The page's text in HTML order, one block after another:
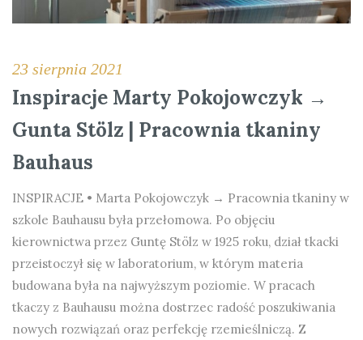
23 sierpnia 2021
Inspiracje Marty Pokojowczyk →
Gunta Stölz | Pracownia tkaniny
Bauhaus
INSPIRACJE • Marta Pokojowczyk → Pracownia tkaniny w
szkole Bauhausu była przełomowa. Po objęciu
kierownictwa przez Guntę Stölz w 1925 roku, dział tkacki
przeistoczył się w laboratorium, w którym materia
budowana była na najwyższym poziomie. W pracach
tkaczy z Bauhausu można dostrzec radość poszukiwania
nowych rozwiązań oraz perfekcję rzemieślniczą. Z